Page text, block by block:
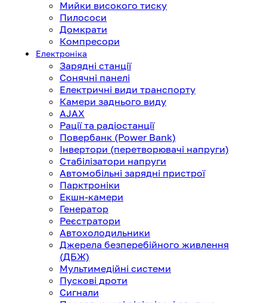
Мийки високого тиску
Пилососи
Домкрати
Компресори
Електроніка
Зарядні станції
Сонячні панелі
Електричні види транспорту
Камери заднього виду
AJAX
Рації та радіостанції
Повербанк (Power Bank)
Інвертори (перетворювачі напруги)
Стабілізатори напруги
Автомобільні зарядні пристрої
Парктроніки
Екшн-камери
Генератор
Реєстратори
Автохолодильники
Джерела безперебійного живлення
(ДБЖ)
Мультимедійні системи
Пускові дроти
Сигнали